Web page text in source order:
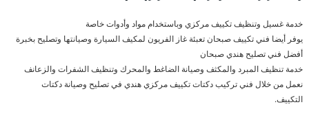
خدمة غسيل وتنظيف تكييف مركزي وباستخدام مواد وأدوات خاصة
يوفر أيضا فني تكييف صبحان تعبئة غاز الفريون لمكيف السيارة وصيانتها وتصليح بخبرة
أفضل فني تصليح هندي صبحان
خدمة تنظيف المبرد والمكثف وصيانة الضاغط والمحرك وتنظيف الشفرات والزعانف
نعمل من خلال فني تركيب دكتات تكييف مركزي هندي في تصليح وصيانة دكتات
التكييف.